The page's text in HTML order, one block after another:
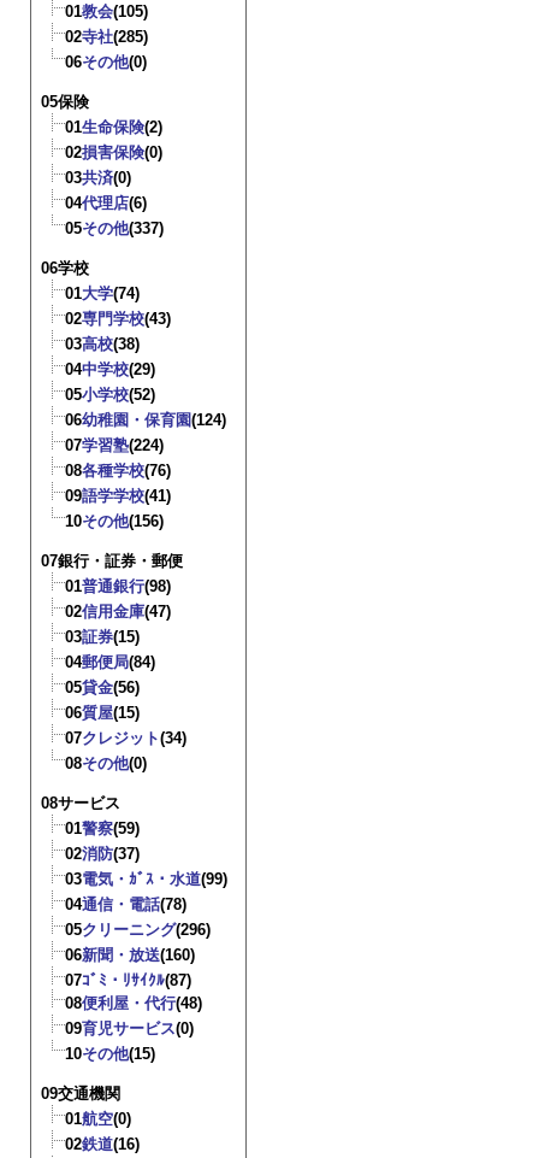
01教会(105)
02寺社(285)
06その他(0)
05保険
01生命保険(2)
02損害保険(0)
03共済(0)
04代理店(6)
05その他(337)
06学校
01大学(74)
02専門学校(43)
03高校(38)
04中学校(29)
05小学校(52)
06幼稚園・保育園(124)
07学習塾(224)
08各種学校(76)
09語学学校(41)
10その他(156)
07銀行・証券・郵便
01普通銀行(98)
02信用金庫(47)
03証券(15)
04郵便局(84)
05貸金(56)
06質屋(15)
07クレジット(34)
08その他(0)
08サービス
01警察(59)
02消防(37)
03電気・ｶﾞｽ・水道(99)
04通信・電話(78)
05クリーニング(296)
06新聞・放送(160)
07ｺﾞﾐ・ﾘｻｲｸﾙ(87)
08便利屋・代行(48)
09育児サービス(0)
10その他(15)
09交通機関
01航空(0)
02鉄道(16)